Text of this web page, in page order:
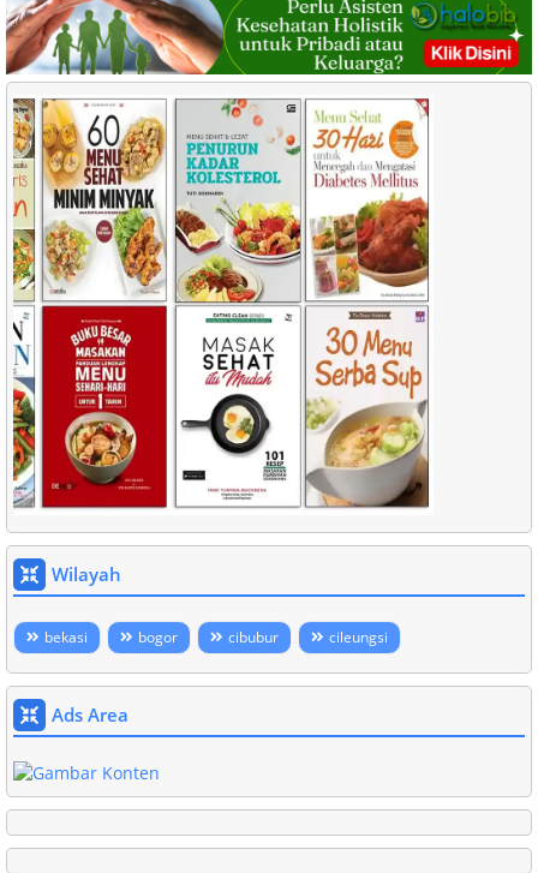
Wilayah
bekasi bogor cibubur cileungsi
Ads Area